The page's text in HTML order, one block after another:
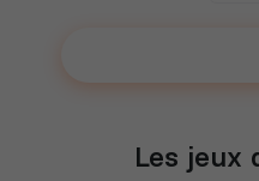
Les jeux